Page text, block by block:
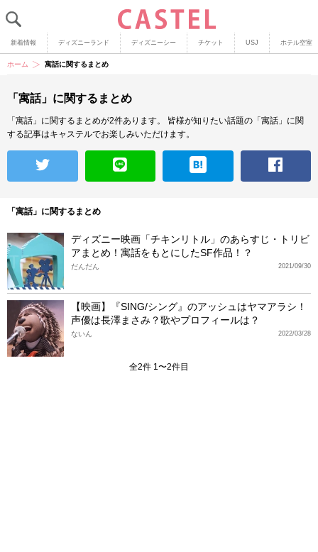
新着情報 ディズニーランド ディズニーシー チケット USJ ホテル空室
ホーム 寓話に関するまとめ
「寓話」に関するまとめ
「寓話」に関するまとめが2件あります。
皆様が知りたい話題の「寓話」に関
する記事はキャステルでお楽しみいただけます。
「寓話」に関するまとめ
ディズニー映画「チキンリトル」のあらすじ・トリビ
アまとめ！寓話をもとにしたSF作品！？
2021/09/30
だんだん
【映画】『SING/シング』のアッシュはヤマアラシ！
声優は長澤まさみ？歌やプロフィールは？
2022/03/28
ないん
全2件 1〜2件目